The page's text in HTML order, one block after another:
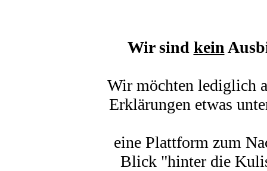
Wir sind kein
Wir möchten lediglich
Erklärungen etwas
eine Plattform zum
Blick "hinter die